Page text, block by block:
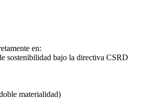
en:
sostenibilidad bajo la directiva CSRD
materialidad)